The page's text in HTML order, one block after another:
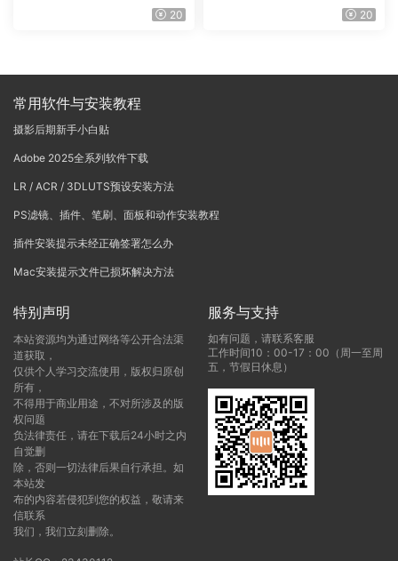
Vinci Resolve Studio21.0.320
戏团 – QUEST 60 调色预设A
20
常用软件与安装教程
摄影后期新手小白贴
Adobe 2025全系列软件下载
LR / ACR / 3DLUTS预设安装方法
PS滤镜、插件、笔刷、面板和动作安装教程
插件安装提示未经正确签署怎么办
Mac安装提示文件已损坏解决方法
特别声明
本站资源均为通过网络等公开合法渠
道获取，
仅供个人学习交流使用，版权归原创
所有，
不得用于商业用途，不对所涉及的版
权问题
负法律责任，请在下载后24小时之内
自觉删
除，否则一切法律后果自行承担。如
本站发
布的内容若侵犯到您的权益，敬请来
信联系
我们，我们立刻删除。
服务与支持
如有问题，请联系客服
工作时间10：00-17：00（周一至周
五，节假日休息）